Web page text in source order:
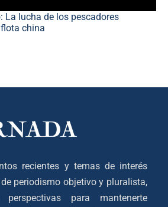
La lucha de los pescadores
china
recientes y temas de interés
periodismo objetivo y pluralista,
perspectivas para mantenerte